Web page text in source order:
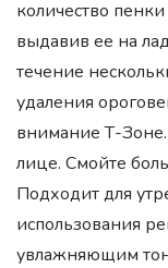
количество
выдавив ее на
течение
удаления
внимание Т-Зоне.
лице. Смойте
Подходит для
использования
увлажняющим